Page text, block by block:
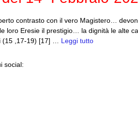
contrasto con il vero Magistero…
loro Eresie il prestigio… la dignità le alte
(15 ,17-19) [17] … Leggi tutto
social: